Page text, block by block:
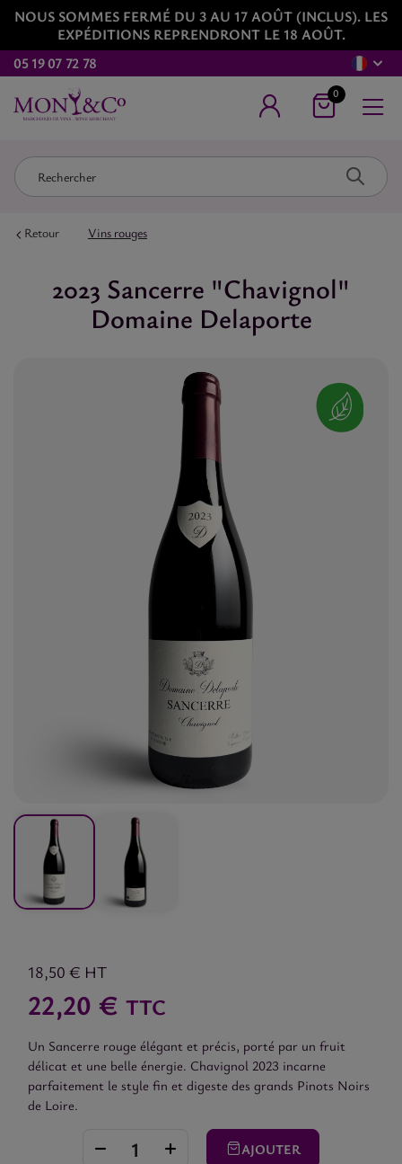
NOUS SOMMES FERMÉ DU 3 AU 17 AOÛT (INCLUS). LES
EXPÉDITIONS REPRENDRONT LE 18 AOÛT.
05 19 07 72 78
0
Retour Vins rouges
2023 Sancerre "Chavignol"
Domaine Delaporte
18,50 € HT
22,20 € TTC
Un Sancerre rouge élégant et précis, porté par un fruit
délicat et une belle énergie. Chavignol 2023 incarne
parfaitement le style fin et digeste des grands Pinots Noirs
de Loire.
AJOUTER